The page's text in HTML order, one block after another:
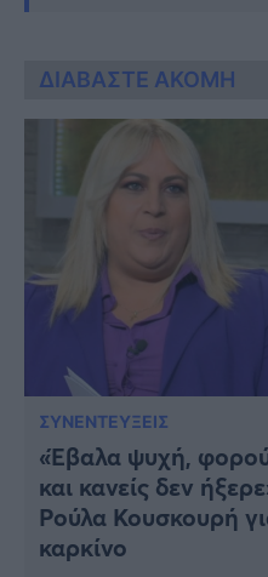
ΔΙΑΒΑΣΤΕ ΑΚΟΜΗ
ΣΥΝΕΝΤΕΥΞΕΙΣ
«Έβαλα ψυχή,
και κανείς δεν
Ρούλα Κουσκουρή
καρκίνο